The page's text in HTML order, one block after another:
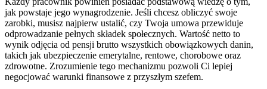
jak powstaje jego wynagrodzenie. Jeśli chcesz obliczyć swoje
zarobki, musisz najpierw ustalić, czy Twoja umowa przewiduje
odprowadzanie pełnych składek społecznych. Wartość netto to
wynik odjęcia od pensji brutto wszystkich obowiązkowych danin,
takich jak ubezpieczenie emerytalne, rentowe, chorobowe oraz
zdrowotne. Zrozumienie tego mechanizmu pozwoli Ci lepiej
negocjować warunki finansowe z przyszłym szefem.